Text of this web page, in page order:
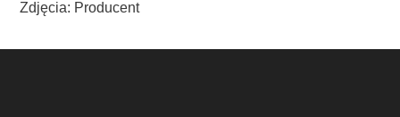
Zdjęcia: Producent